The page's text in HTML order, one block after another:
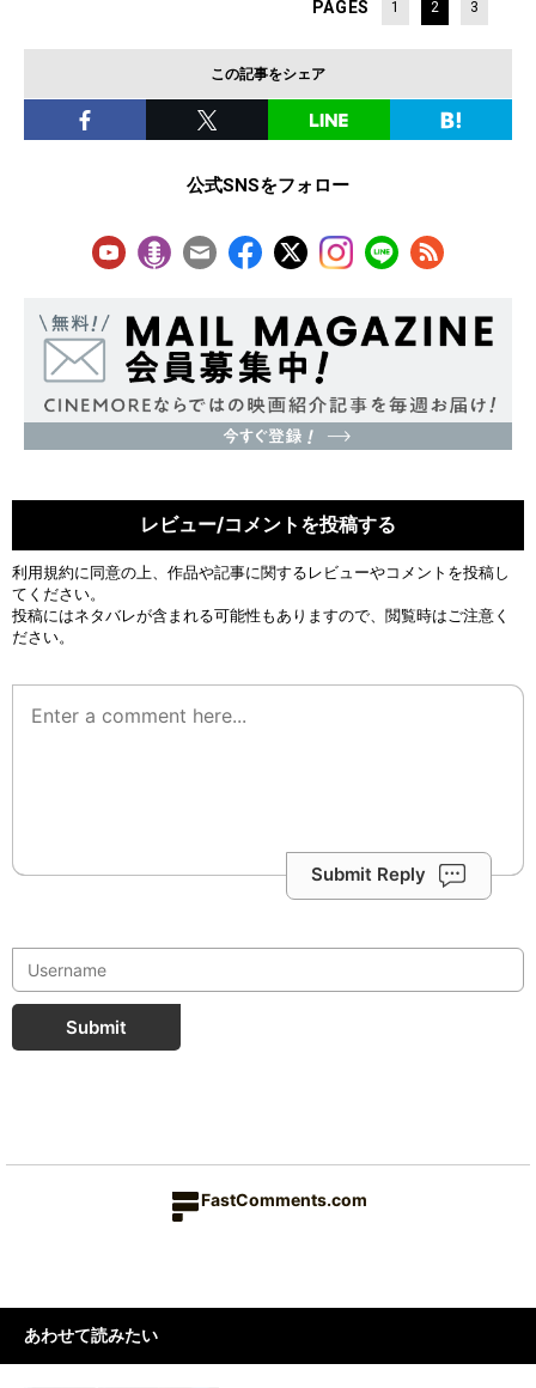
PAGES 1 2 3
この記事をシェア
公式SNSをフォロー
レビュー/コメントを投稿する
利用規約に同意の上、作品や記事に関するレビューやコメントを投稿し
てください。
投稿にはネタバレが含まれる可能性もありますので、閲覧時はご注意く
ださい。
Submit Reply
Submit
FastComments.com
あわせて読みたい